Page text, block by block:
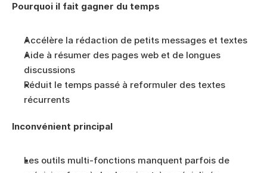
Pourquoi il fait gagner du temps
Accélère la rédaction de petits messages et textes
Aide à résumer des pages web et de longues
discussions
Réduit le temps passé à reformuler des textes
récurrents
Inconvénient principal
Les outils multi-fonctions manquent parfois de